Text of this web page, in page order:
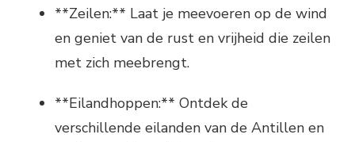
**Zeilen:** Laat je meevoeren op de wind
en geniet van de rust en vrijheid die zeilen
met zich meebrengt.
**Eilandhoppen:** Ontdek de
verschillende eilanden van de Antillen en